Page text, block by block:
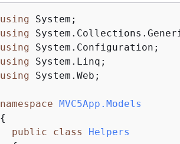
using
using
using
using
using System.Web;
namespace MVC5App.Models
{
public
class
Helpers